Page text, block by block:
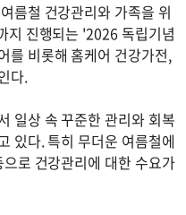
름철 건강관리와 가족을 위
지 진행되는 '2026 독립기념
를 비롯해 홈케어 건강가전,
다.
일상 속 꾸준한 관리와 회복
있다. 특히 무더운 여름철에
로 건강관리에 대한 수요가